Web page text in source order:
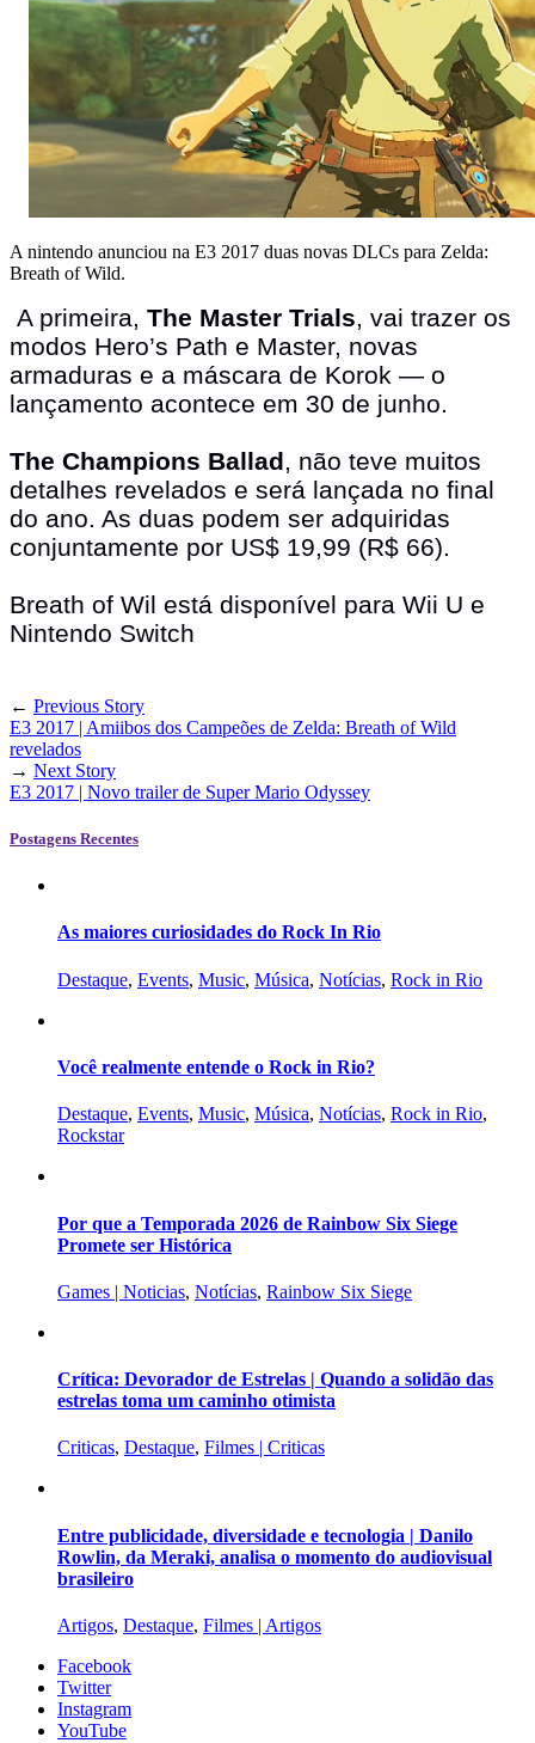
A nintendo anunciou na E3 2017 duas novas DLCs para Zelda:
Breath of Wild.
A primeira, The Master Trials, vai trazer os
modos Hero’s Path e Master, novas
armaduras e a máscara de Korok — o
lançamento acontece em 30 de junho.
The Champions Ballad, não teve muitos
detalhes revelados e será lançada no final
do ano. As duas podem ser adquiridas
conjuntamente por US$ 19,99 (R$ 66).
Breath of Wil está disponível para Wii U e
Nintendo Switch
← Previous Story
E3 2017 | Amiibos dos Campeões de Zelda: Breath of Wild
revelados
→ Next Story
E3 2017 | Novo trailer de Super Mario Odyssey
Postagens Recentes
As maiores curiosidades do Rock In Rio
Destaque, Events, Music, Música, Notícias, Rock in Rio
Você realmente entende o Rock in Rio?
Destaque, Events, Music, Música, Notícias, Rock in Rio,
Rockstar
Por que a Temporada 2026 de Rainbow Six Siege
Promete ser Histórica
Games | Noticias, Notícias, Rainbow Six Siege
Crítica: Devorador de Estrelas | Quando a solidão das
estrelas toma um caminho otimista
Criticas, Destaque, Filmes | Criticas
Entre publicidade, diversidade e tecnologia | Danilo
Rowlin, da Meraki, analisa o momento do audiovisual
brasileiro
Artigos, Destaque, Filmes | Artigos
Facebook
Twitter
Instagram
YouTube